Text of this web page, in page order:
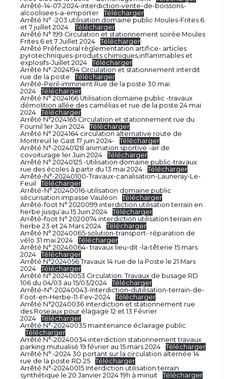
Arrêté-14-07-2024-interdiction-vente-de-boissons-
alcoolisees-a-emporter
Télécharger
Arrêté N° -203 utilisation domaine public Moules-Frites 6
et 7 juillet 2024
Télécharger
Arrêté N° 199 Circulation et stationnement soirée Moules
Frites 6 et 7 Juillet 2024
Télécharger
Arrêté Préfectoral règlementation artifice- articles
pyrotechniques-produits chimiques,inflammables et
explosifs-Juillet 2024
Télécharger
Arrêté N°-2024194 Circulation et stationnement interdit
rue de la poste
Télécharger
Arrêté-Peril-imminent Rue de la poste 30 mai
2024
Télécharger
Arrêté N° 2024166 Utilisation domaine public -travaux
démolition allée des camélias et rue de la poste 24 mai
2024
Télécharger
Arrêté N°2024165 Circulation et stationnement rue du
Fournil 1er Juin 2024
Télécharger
Arrêté N° 2024164 circulation alternative route de
Montreuil le Gast 17 juin 2024-
Télécharger
Arrêté N°-20240128 animation sportive -air de
covoiturage 1er Juin 2024
Télécharger
Arrêté N° 20240125 -Utilisation domaine public-travaux
rue des écoles à partir du 13 mai 2024
Télécharger
Arrêté-N°-20240100-Travaux-canalisation-Launeray-Le-
Feuil
Télécharger
Arrêté-N° 20240016-utilisation domaine public
sécurisation impasse Vauléon
Télécharger
Arrêté-foot N° 2020099 interdiction utilisation terrain en
herbe jusqu’au 15 Juin 2024
Télécharger
Arrêté-foot N° 2020074 interdiction utilisation terrain en
herbe 23 et 24 Mars 2024
Télécharger
Arrêté N° 20240065-solution-transport- réparation de
vélo 31 mai 2024
Télécharger
Arrêté N° 20240064- travaux lieu-dit -la-têterie 15 mars
2024
Télécharger
Arrêté N°2024056 Travaux 14 rue de la Poste le 21 Mars
2024
Télécharger
Arrêté N° 20240053 Circulation: Travaux de busage RD
106 du 04/03 au 15/03/2024
Télécharger
Arrêté-N°-20240043-Interdiction-dutilisation-terrain-de-
Foot-en-Herbe-11-Fev-2024
Télécharger
Arrêté N°20240036 interdiction et stationnement rue
des Roseaux pour élagage 12 et 13 Février
2024
Télécharger
Arrêté N°-20240035 maintenance éclairage public
Télécharger
Arrêté N°-20240034 interdiction stationnement travaux
parking mutualisé 19 février au 15 mars 2024
Télécharger
Arrêté N° -2024.30 portant sur la circulation alternée 14
rue de la poste RD 25
Télécharger
Arrêté N°-20240015 Interdiction utilisation terrain
synthétique le 20 Janvier 2024 19h à minuit
Télécharger